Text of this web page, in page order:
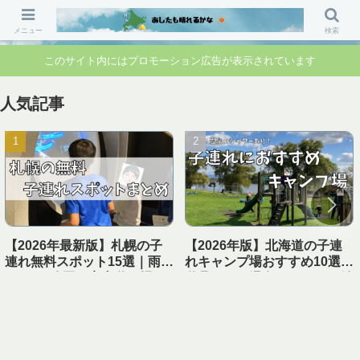
「行ってよかった」「準備して正解」 家族のお出かけ前の“不安”を“安心”に変
えるブログです。
このサイト内にはプロモーション広告が表示されています
人気記事
【2026年最新版】札幌の子
連れ無料スポット15選｜雨の
【2026年版】北海道の子連
れキャンプ場おすすめ10選｜
メニュー 検索